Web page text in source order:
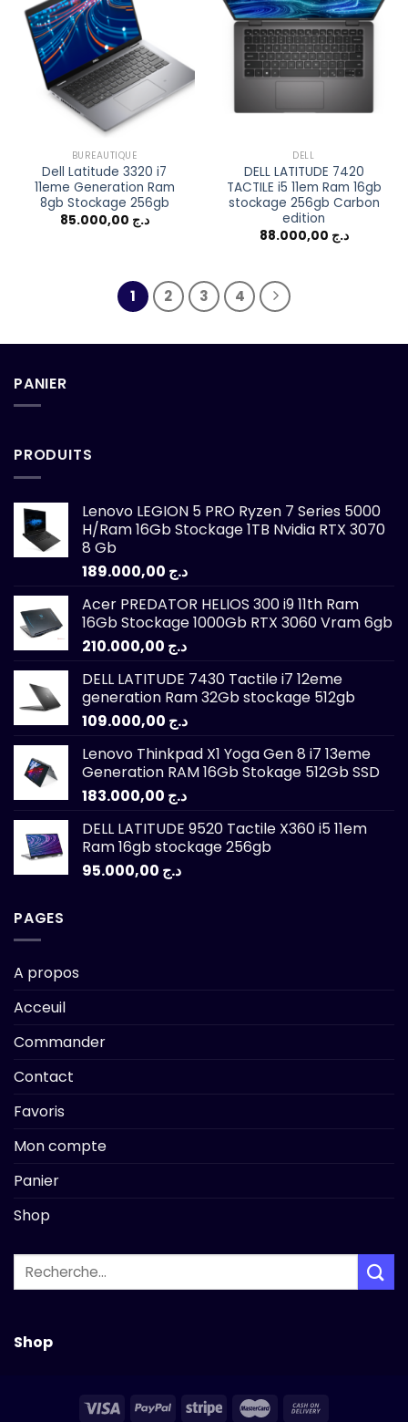
wishlist
BUREAUTIQUE
Dell Latitude 3320 i7
11eme Generation Ram
8gb Stockage 256gb
د.ج
Add to
wishlist
DELL
DELL LATITUDE 7420
TACTILE i5 11em Ram 16gb
stockage 256gb Carbon
edition
د.ج
1 2 3 4
PANIER
PRODUITS
Lenovo LEGION 5 PRO Ryzen 7 Series 5000
H/Ram 16Gb Stockage 1TB Nvidia RTX 3070
8 Gb
د.ج
Acer PREDATOR HELIOS 300 i9 11th Ram
16Gb Stockage 1000Gb RTX 3060 Vram 6gb
د.ج
DELL LATITUDE 7430 Tactile i7 12eme
generation Ram 32Gb stockage 512gb
د.ج
Lenovo Thinkpad X1 Yoga Gen 8 i7 13eme
Generation RAM 16Gb Stokage 512Gb SSD
د.ج
DELL LATITUDE 9520 Tactile X360 i5 11em
Ram 16gb stockage 256gb
د.ج
PAGES
A propos
Acceuil
Commander
Contact
Favoris
Mon compte
Panier
Shop
Recherche
pour :
Shop